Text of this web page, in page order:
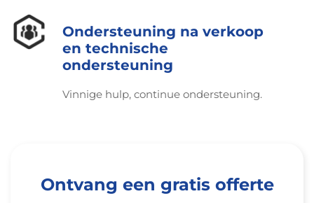
Ondersteuning na verkoop
en technische
ondersteuning
Vinnige hulp, continue ondersteuning.
Ontvang een gratis offerte